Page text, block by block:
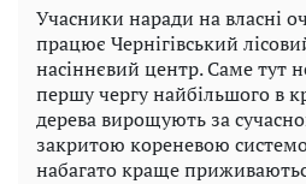
Учасники наради на власні
працює Чернігівський
насіннєвий центр. Саме тут
першу чергу найбільшого в
дерева вирощують за
закритою кореневою
набагато краще